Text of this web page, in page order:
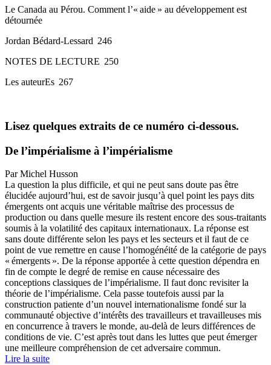
Le Canada au Pérou. Comment l’« aide » au développement est
détournée
Jordan Bédard-Lessard 246
NOTES DE LECTURE 250
Les auteurEs 267
Lisez quelques extraits de ce numéro ci-dessous.
De l’impérialisme à l’impérialisme
Par Michel Husson
La question la plus difficile, et qui ne peut sans doute pas être
élucidée aujourd’hui, est de savoir jusqu’à quel point les pays dits
émergents ont acquis une véritable maîtrise des processus de
production ou dans quelle mesure ils restent encore des sous-traitants
soumis à la volatilité des capitaux internationaux. La réponse est
sans doute différente selon les pays et les secteurs et il faut de ce
point de vue remettre en cause l’homogénéité de la catégorie de pays
« émergents ». De la réponse apportée à cette question dépendra en
fin de compte le degré de remise en cause nécessaire des
conceptions classiques de l’impérialisme. Il faut donc revisiter la
théorie de l’impérialisme. Cela passe toutefois aussi par la
construction patiente d’un nouvel internationalisme fondé sur la
communauté objective d’intérêts des travailleurs et travailleuses mis
en concurrence à travers le monde, au-delà de leurs différences de
conditions de vie. C’est après tout dans les luttes que peut émerger
une meilleure compréhension de cet adversaire commun.
Lire la suite